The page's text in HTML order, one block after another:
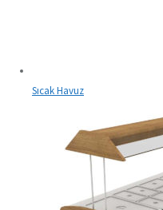
Sıcak Havuz